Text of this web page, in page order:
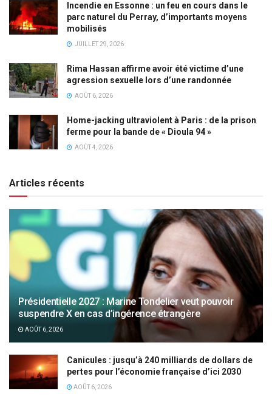
Incendie en Essonne : un feu en cours dans le
parc naturel du Perray, d’importants moyens
mobilisés
JUILLET 29, 2026
Rima Hassan affirme avoir été victime d’une
agression sexuelle lors d’une randonnée
AOÛT 6, 2026
Home-jacking ultraviolent à Paris : de la prison
ferme pour la bande de « Dioula 94 »
AOÛT 4, 2026
Articles récents
Présidentielle 2027 : Marine Tondelier veut pouvoir
suspendre X en cas d’ingérence étrangère
AOÛT 6, 2026
Canicules : jusqu’à 240 milliards de dollars de
pertes pour l’économie française d’ici 2030
AOÛT 6, 2026